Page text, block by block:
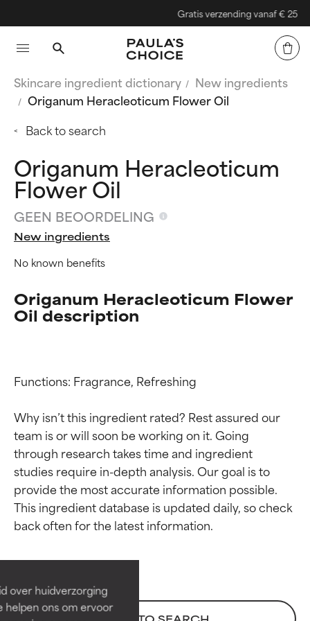
over huidverzorging
helpen ons om ervoor
Gratis verzending vanaf € 25
Skincare ingredient dictionary
New ingredients
Origanum Heracleoticum Flower Oil
Back to search
Origanum Heracleoticum
Flower Oil
GEEN BEOORDELING
New ingredients
No known benefits
Origanum Heracleoticum Flower
Oil description
Functions: Fragrance, Refreshing
Why isn’t this ingredient rated? Rest assured our
team is or will soon be working on it. Going
through research takes time and ingredient
studies require in-depth analysis. Our goal is to
provide the most accurate information possible.
This ingredient database is updated daily, so check
Beoordelingen van
ingrediënten
Bewezen en ondersteund door
onafhankelijk onderzoek.
Beoordelingen van
ingrediënten
Bewezen en ondersteund door
onafhankelijk onderzoek.